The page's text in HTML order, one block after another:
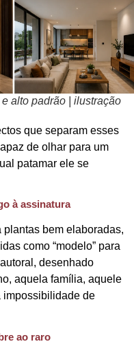
alto padrão | ilustração
que separam esses
de olhar para um
patamar ele se
à assinatura
bem elaboradas,
como “modelo” para
desenhado
aquela família, aquele
impossibilidade de
ao raro